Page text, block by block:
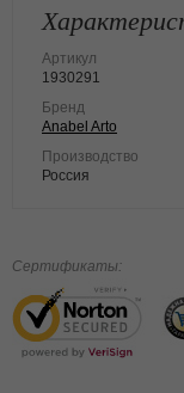
Артикул
1930291
Бренд
Anabel Arto
Производство
Россия
Сертификаты: